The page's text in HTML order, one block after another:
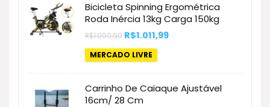
Bicicleta Spinning Ergométrica
Roda Inércia 13kg Carga 150kg
R$1.099,99 O
original
era:
R$1.011,99O
MERCADO LIVRE
Carrinho De Caiaque Ajustável
16cm/ 28 Cm